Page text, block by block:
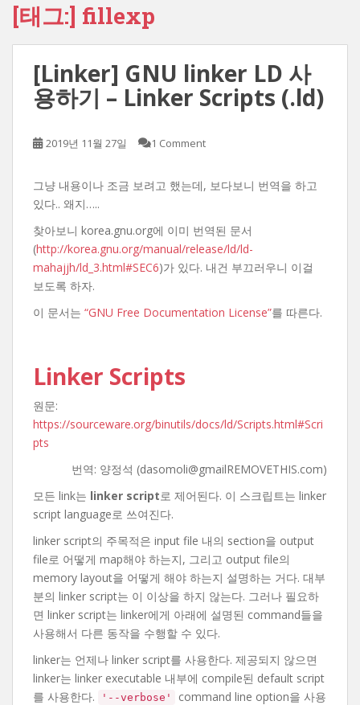
[태그:] fillexp
[Linker] GNU linker LD 사
용하기 – Linker Scripts (.ld)
2019년 11월 27일 1 Comment
그냥 내용이나 조금 보려고 했는데, 보다보니 번역을 하고
있다.. 왜지…..
찾아보니 korea.gnu.org에 이미 번역된 문서
(http://korea.gnu.org/manual/release/ld/ld-
mahajjh/ld_3.html#SEC6)가 있다. 내건 부끄러우니 이걸
보도록 하자.
이 문서는 “GNU Free Documentation License”를 따른다.
Linker Scripts
원문:
https://sourceware.org/binutils/docs/ld/Scripts.html#Scri
pts
번역: 양정석 (dasomoli@gmailREMOVETHIS.com)
모든 link는 linker script로 제어된다. 이 스크립트는 linker
script language로 쓰여진다.
linker script의 주목적은 input file 내의 section을 output
file로 어떻게 map해야 하는지, 그리고 output file의
memory layout을 어떻게 해야 하는지 설명하는 거다. 대부
분의 linker script는 이 이상을 하지 않는다. 그러나 필요하
면 linker script는 linker에게 아래에 설명된 command들을
사용해서 다른 동작을 수행할 수 있다.
linker는 언제나 linker script를 사용한다. 제공되지 않으면
linker는 linker executable 내부에 compile된 default script
를 사용한다.
'--verbose'
command line option을 사용